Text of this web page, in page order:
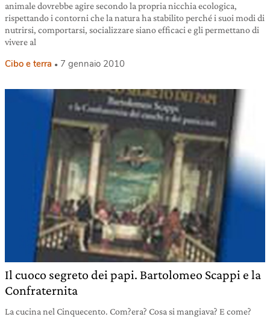
animale dovrebbe agire secondo la propria nicchia ecologica,
rispettando i contorni che la natura ha stabilito perché i suoi modi di
nutrirsi, comportarsi, socializzare siano efficaci e gli permettano di
vivere al
Cibo e terra 7 gennaio 2010
Il cuoco segreto dei papi. Bartolomeo Scappi e la
Confraternita
La cucina nel Cinquecento. Com?era? Cosa si mangiava? E come?